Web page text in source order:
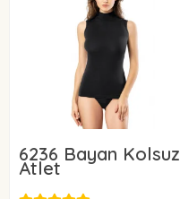
6236 Bayan Kolsuz
Atlet